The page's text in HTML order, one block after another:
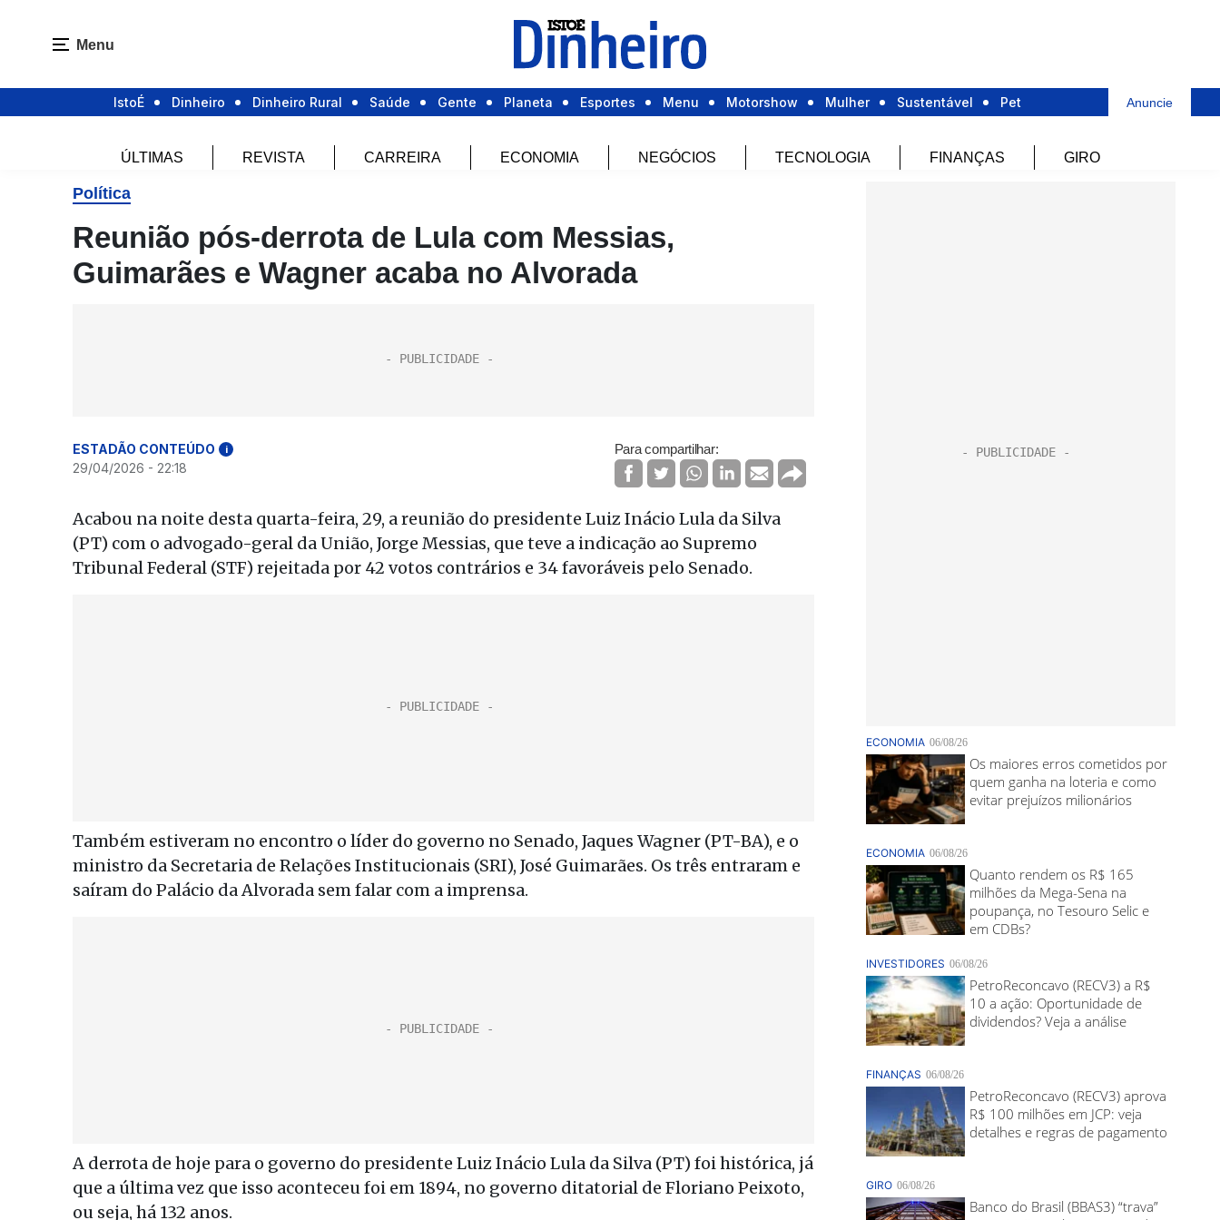
Menu
IstoÉ Dinheiro Dinheiro Rural Saúde Gente Planeta Esportes Menu Motorshow Mulher Sustentável Pet Anuncie
ÚLTIMAS REVISTA CARREIRA ECONOMIA NEGÓCIOS TECNOLOGIA FINANÇAS GIRO
Política
Reunião pós-derrota de Lula com Messias,
Guimarães e Wagner acaba no Alvorada
ESTADÃO CONTEÚDO i
29/04/2026 - 22:18
Para compartilhar:
Acabou na noite desta quarta-feira, 29, a reunião do presidente Luiz Inácio Lula da Silva
(PT) com o advogado-geral da União, Jorge Messias, que teve a indicação ao Supremo
Tribunal Federal (STF) rejeitada por 42 votos contrários e 34 favoráveis pelo Senado.
Também estiveram no encontro o líder do governo no Senado, Jaques Wagner (PT-BA), e o
ministro da Secretaria de Relações Institucionais (SRI), José Guimarães. Os três entraram e
saíram do Palácio da Alvorada sem falar com a imprensa.
A derrota de hoje para o governo do presidente Luiz Inácio Lula da Silva (PT) foi histórica, já
que a última vez que isso aconteceu foi em 1894, no governo ditatorial de Floriano Peixoto,
ou seja, há 132 anos.